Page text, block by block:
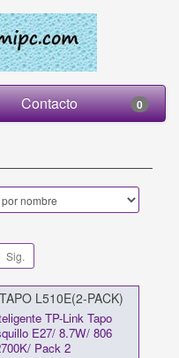
Contacto 0
Sig.
L510E(2-PACK)
TP-Link Tapo
E27/ 8.7W/ 806
Pack 2